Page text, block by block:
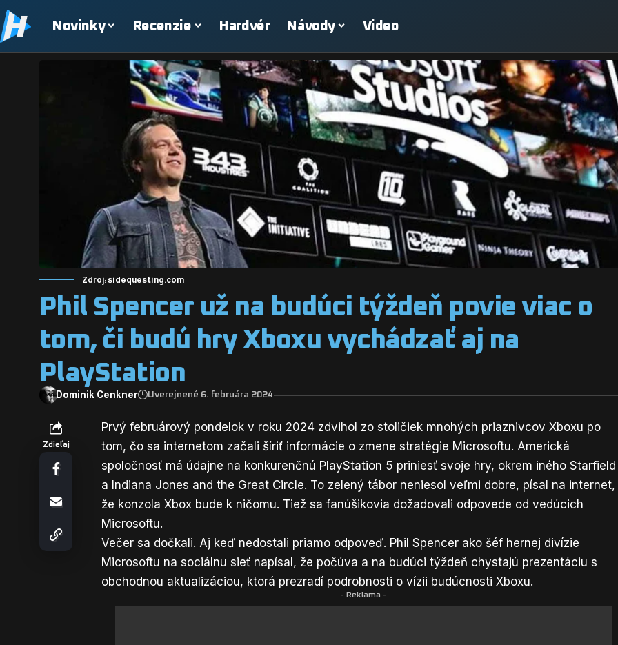
Novinky Recenzie Hardvér Návody Video
Zdroj: sidequesting.com
Phil Spencer už na budúci týždeň povie viac o
tom, či budú hry Xboxu vychádzať aj na
PlayStation
Dominik Cenkner Uverejnené 6. februára 2024
Zdieľaj
Prvý februárový pondelok v roku 2024 zdvihol zo stoličiek mnohých priaznivcov Xboxu po
tom, čo sa internetom začali šíriť informácie o zmene stratégie Microsoftu. Americká
spoločnosť má údajne na konkurenčnú PlayStation 5 priniesť svoje hry, okrem iného Starfield
a Indiana Jones and the Great Circle. To zelený tábor neniesol veľmi dobre, písal na internet,
že konzola Xbox bude k ničomu. Tiež sa fanúšikovia dožadovali odpovede od vedúcich
Microsoftu.
Večer sa dočkali. Aj keď nedostali priamo odpoveď. Phil Spencer ako šéf hernej divízie
Microsoftu na sociálnu sieť napísal, že počúva a na budúci týždeň chystajú prezentáciu s
obchodnou aktualizáciou, ktorá prezradí podrobnosti o vízii budúcnosti Xboxu.
- Reklama -